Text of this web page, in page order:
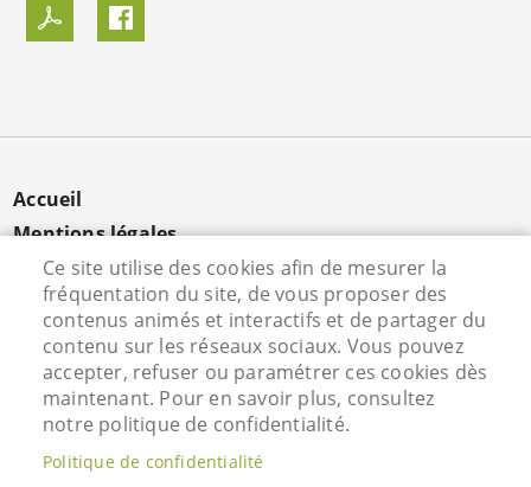
MENU
PIED
PAGE
Accueil
Mentions légales
Données personnelles
Cookies
Contact
S'identifier
Hôtel de Ville - Rue Vieille Saint Martin - 95800
Courdimanche - Tél. 01 34 46 72 00
Ce site utilise des cookies afin de mesurer la
fréquentation du site, de vous proposer des
contenus animés et interactifs et de partager du
contenu sur les réseaux sociaux. Vous pouvez
accepter, refuser ou paramétrer ces cookies dès
maintenant. Pour en savoir plus, consultez
notre politique de confidentialité.
Politique de confidentialité